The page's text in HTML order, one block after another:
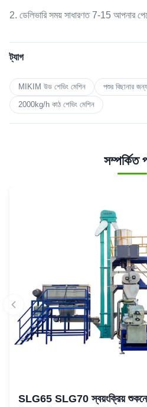
2. ডেলিভারি সময় সাধারণত 7-15 আপনার
ট্যাগ
MIKIM উড শেভিং মেশিন
পশুর বিছানার
2000kg/h কাঠ শেভিং মেশিন
সম্পর্কিত
SLG65 SLG70 স্বয়ংক্রিয় শুকনো